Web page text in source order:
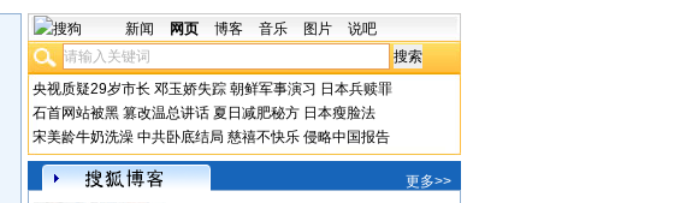
新闻 网页 博客 音乐 图片 说吧
央视质疑29岁市长 邓玉娇失踪 朝鲜军事演习 日本兵赎罪
石首网站被黑 篡改温总讲话 夏日减肥秘方 日本瘦脸法
宋美龄牛奶洗澡 中共卧底结局 慈禧不快乐 侵略中国报告
更多>>